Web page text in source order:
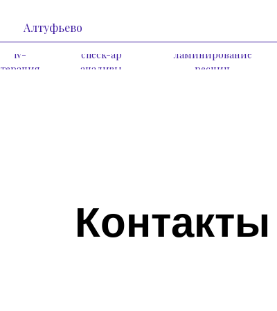
Алтуфьево
ламинирование
ресниц
check-ap
анализы
iv-
терапия
Контакты